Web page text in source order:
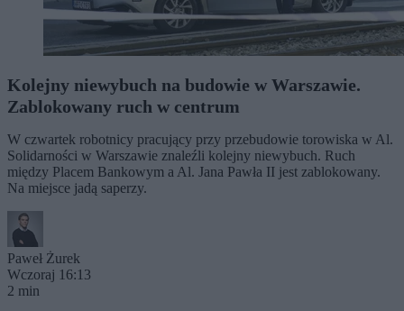
Kolejny niewybuch na budowie w Warszawie.
Zablokowany ruch w centrum
W czwartek robotnicy pracujący przy przebudowie torowiska w Al.
Solidarności w Warszawie znaleźli kolejny niewybuch. Ruch
między Placem Bankowym a Al. Jana Pawła II jest zablokowany.
Na miejsce jadą saperzy.
Paweł Żurek
Wczoraj 16:13
2 min